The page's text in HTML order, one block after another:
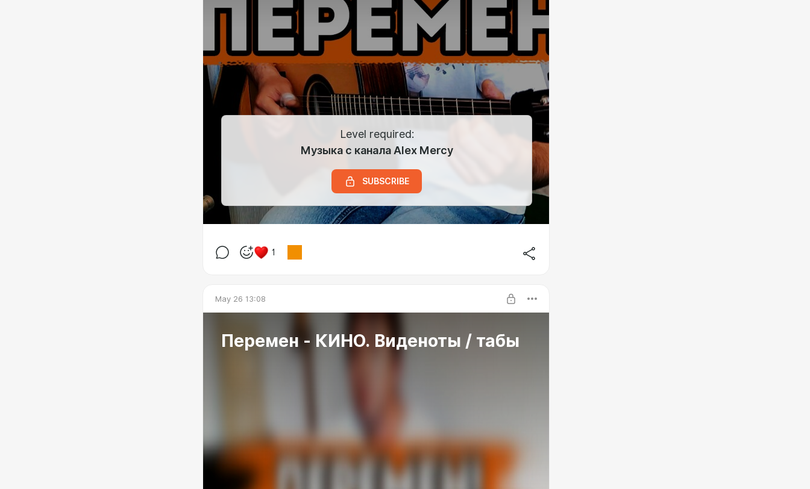
Level required:
Музыка с канала Alex Mercy
SUBSCRIBE
1
May 26 13:08
Перемен - КИНО. Виденоты / табы